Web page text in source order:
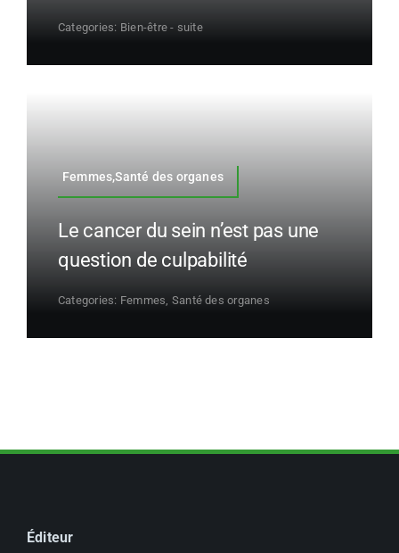
Categories: Bien-être - suite
Femmes,Santé des organes
Le cancer du sein n’est pas une
question de culpabilité
Categories: Femmes Santé des organes
Éditeur